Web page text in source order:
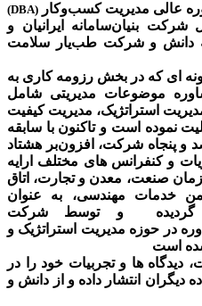
عالی مدیریت کسب‌و‌کار (DBA)
بنیان‌سامانه ایرانیان و
دانش و شرکت طب‌یار سلامت
ای که در بخش رزومه کاری به
موضوعات مدیریتی شامل
استراتژیک، مدیریت کیفیت
نموده است و تاکنون با سابقه
و پنجاه شرکت، افزون‌بر هشتاد
و کنفرانس های مختلف ارایه
صنعت، معدن و تجارت، اتاق
خدمات مهندسی، به عنوان
گردیده و توسط شرکت
در حوزه مدیریت استراتژیک و
است
دیدگاه ها و تجربیات خود را در
دیگران انتشار داده و از دانش و